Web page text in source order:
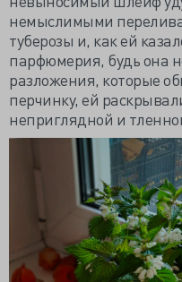
немыслимыми
туберозы и, как ей
парфюмерия, будь она
разложения, которые
перчинку, ей
неприглядной и